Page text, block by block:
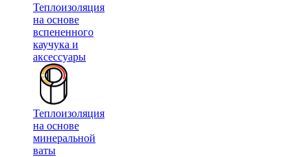
Теплоизоляция
на основе
вспененного
каучука и
аксессуары
Теплоизоляция
на основе
минеральной
ваты